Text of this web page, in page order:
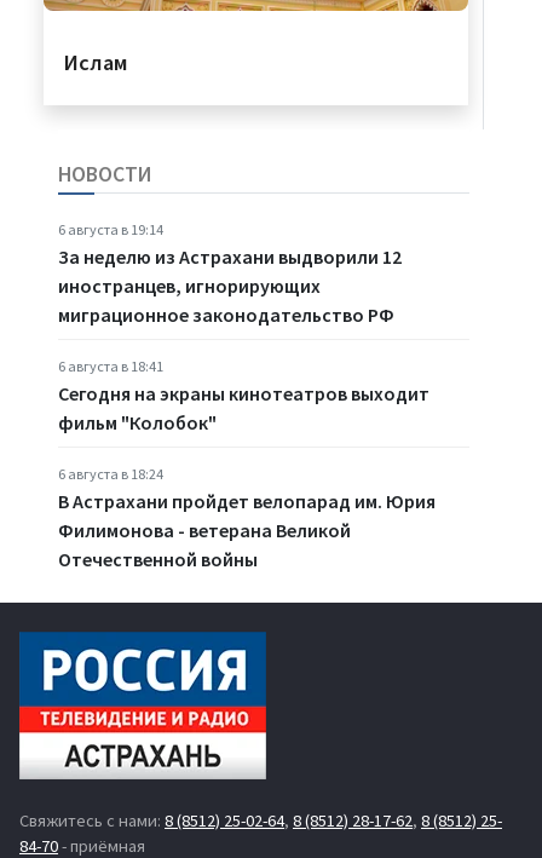
Ислам
НОВОСТИ
6 августа в 19:14
За неделю из Астрахани выдворили 12
иностранцев, игнорирующих
миграционное законодательство РФ
6 августа в 18:41
Сегодня на экраны кинотеатров выходит
фильм "Колобок"
6 августа в 18:24
В Астрахани пройдет велопарад им. Юрия
Филимонова - ветерана Великой
Отечественной войны
Свяжитесь с нами: 8 (8512) 25-02-64, 8 (8512) 28-17-62, 8 (8512) 25-
84-70- приёмная